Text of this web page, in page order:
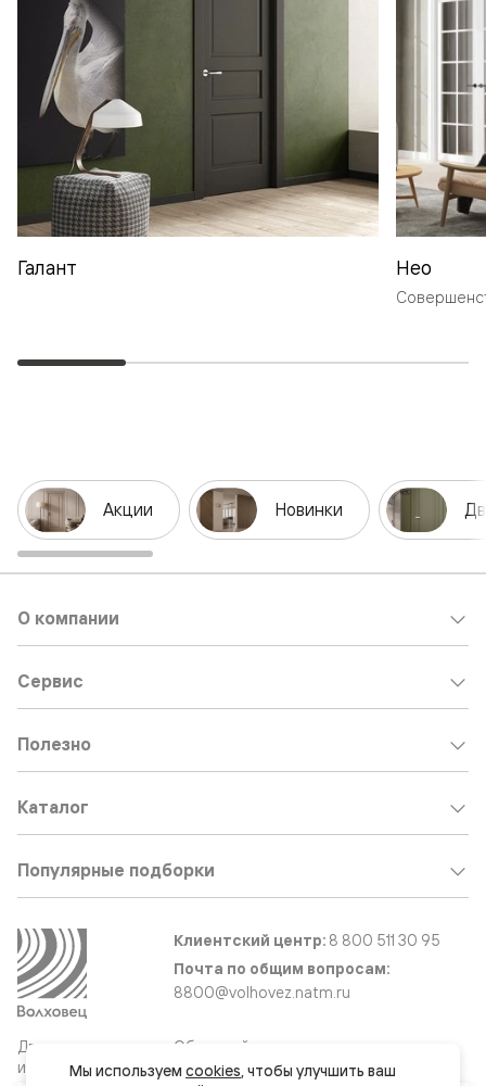
Галант Нео
Акции Новинки
Двери
и интерьерные
О компании
Сервис
Полезно
Каталог
Популярные подборки
Клиентский центр: 8 800 511 30 95
Почта по общим вопросам:
8800@volhovez.natm.ru
Обратный звонок
Мы используем cookies, чтобы улучшить ваш